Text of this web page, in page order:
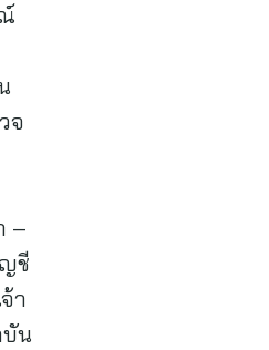
จ
–
ชี
า
บัน